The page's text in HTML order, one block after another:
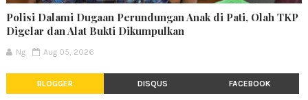
Polisi Dalami Dugaan Perundungan Anak di Pati, Olah TKP
Digelar dan Alat Bukti Dikumpulkan
Ng Aug 05, 2026
BLOGGER DISQUS FACEBOOK